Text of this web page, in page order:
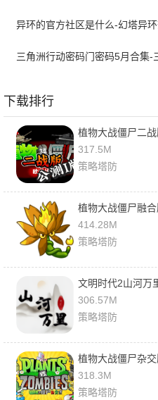
下载排行
植物大战僵尸二
317.5M
策略塔防
植物大战僵尸融
414.28M
策略塔防
文明时代2山河万
306.57M
策略塔防
植物大战僵尸杂
318.3M
策略塔防